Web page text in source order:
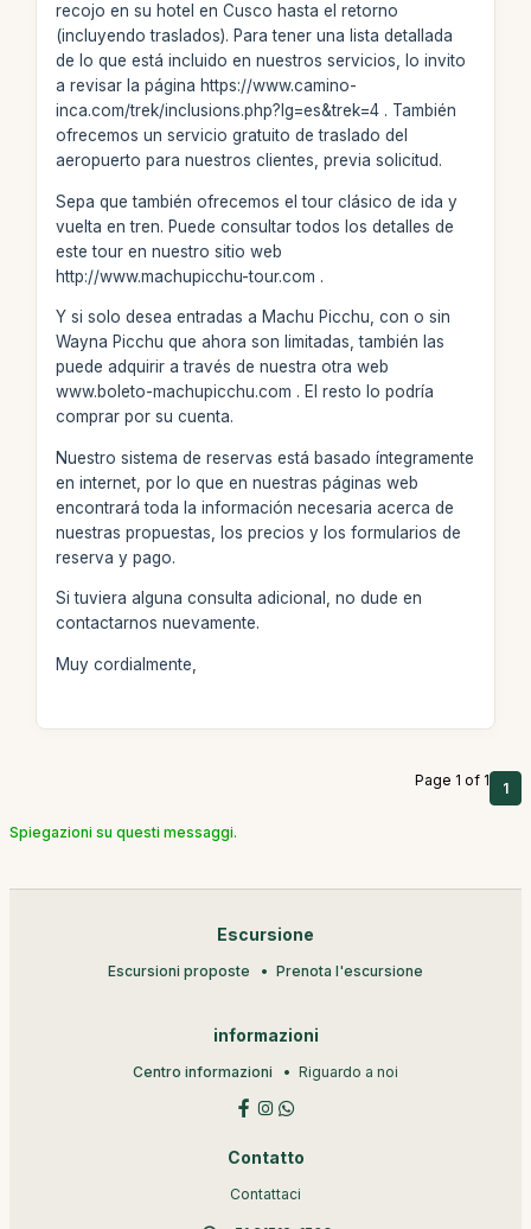
recojo en su hotel en Cusco hasta el retorno
(incluyendo traslados). Para tener una lista detallada
de lo que está incluido en nuestros servicios, lo invito
a revisar la página https://www.camino-
inca.com/trek/inclusions.php?lg=es&trek=4 . También
ofrecemos un servicio gratuito de traslado del
aeropuerto para nuestros clientes, previa solicitud.
Sepa que también ofrecemos el tour clásico de ida y
vuelta en tren. Puede consultar todos los detalles de
este tour en nuestro sitio web
http://www.machupicchu-tour.com .
Y si solo desea entradas a Machu Picchu, con o sin
Wayna Picchu que ahora son limitadas, también las
puede adquirir a través de nuestra otra web
www.boleto-machupicchu.com . El resto lo podría
comprar por su cuenta.
Nuestro sistema de reservas está basado íntegramente
en internet, por lo que en nuestras páginas web
encontrará toda la información necesaria acerca de
nuestras propuestas, los precios y los formularios de
reserva y pago.
Si tuviera alguna consulta adicional, no dude en
contactarnos nuevamente.
Muy cordialmente,
Page 1 of 1 1
Spiegazioni su questi messaggi.
Escursione
Escursioni proposte Prenota l'escursione
informazioni
Centro informazioni Riguardo a noi
Contatto
Contattaci